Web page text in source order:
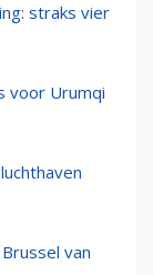
straks vier
voor Urumqi
van